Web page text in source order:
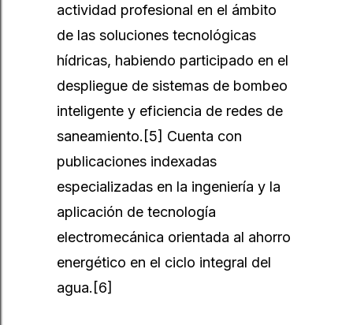
actividad profesional en el ámbito
de las soluciones tecnológicas
hídricas, habiendo participado en el
despliegue de sistemas de bombeo
inteligente y eficiencia de redes de
saneamiento. [5] Cuenta con
publicaciones indexadas
especializadas en la ingeniería y la
aplicación de tecnología
electromecánica orientada al ahorro
energético en el ciclo integral del
agua. [6]